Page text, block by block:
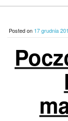
Posted on 17 grudnia